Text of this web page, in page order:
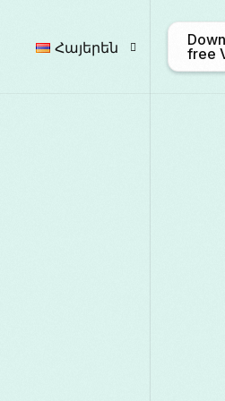
Հայերեն
free